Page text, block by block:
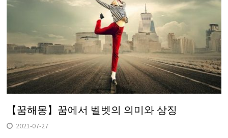
【꿈해몽】꿈에서 벨벳의 의미와 상징
2021-07-27